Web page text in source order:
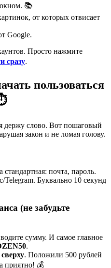
📚
от которых отвисает
Google.
Просто нажмите
сразу.
пользоваться
держу слово. Вот пошаговый
закон и не ломая голову.
почта, пароль.
Telegram. Буквально 10 секунд
(не забудьте
сумму. И самое главное
.
. Положили 500 рублей
приятно! 💰